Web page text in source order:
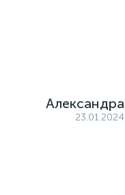
Александра
23.01.2024